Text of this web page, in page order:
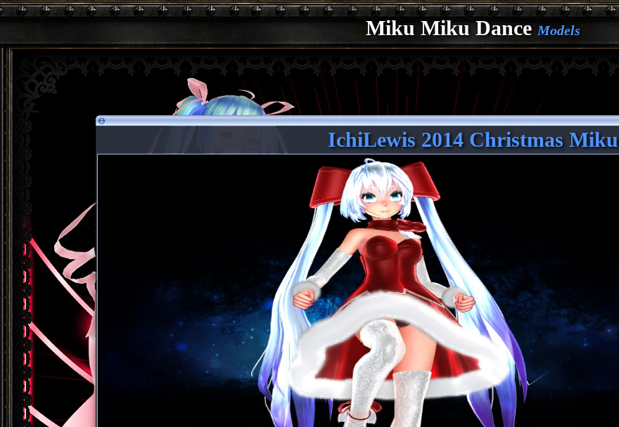
Miku Miku DanceModels
IchiLewis 2014 Christmas Miku